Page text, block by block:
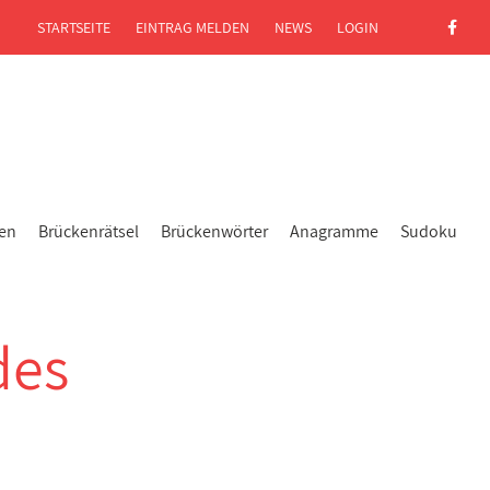
Brückenrätsel Brückenwörter Anagramme Sudoku
STARTSEITE EINTRAG MELDEN NEWS LOGIN